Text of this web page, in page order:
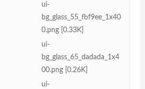
ui-
bg_glass_55_fbf9ee_1x40
0.png [0.33K]
ui-
bg_glass_65_dadada_1x4
00.png [0.26K]
ui-